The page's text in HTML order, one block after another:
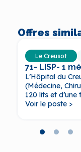
Offres
Le Creusot
71- LISP- 1
L’Hôpital du
(Médecine,
120 lits et d’une
Voir le poste >